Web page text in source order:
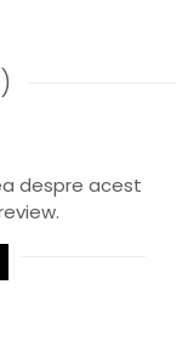
despre acest